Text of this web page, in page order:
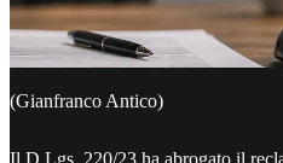
(Gianfranco Antico)
Il D.Lgs. 220/23 ha abrogato il